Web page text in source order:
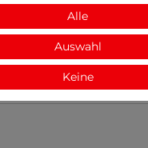
Alle
Auswahl
Keine